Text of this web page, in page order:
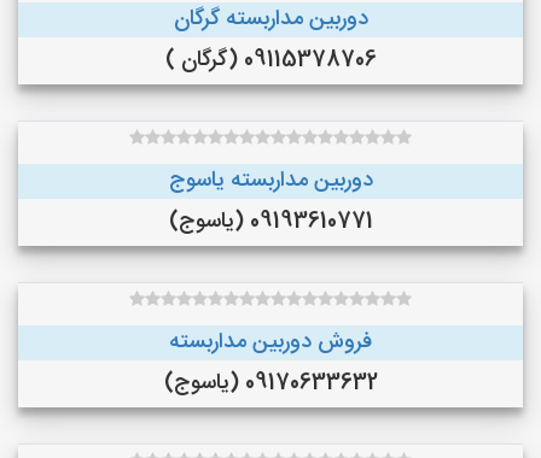
دوربین مداربسته گرگان
09115378706 (گرگان )
دوربین مداربسته یاسوج
09193610771 (یاسوج)
فروش دوربین مداربسته
09170633632 (یاسوج)